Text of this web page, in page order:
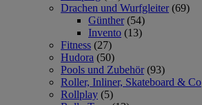
Drachen und Wurfgleiter (69)
Günther (54)
Invento (13)
Fitness (27)
Hudora (50)
Pools und Zubehör (93)
Roller, Inliner, Skateboard & Co
Rollplay (5)